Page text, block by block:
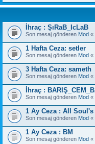
İhraç : ŞıRaB_IcLaB
Son mesaj gönderen Mod «
1 Hafta Ceza: setler
Son mesaj gönderen Mod «
3 Hafta Ceza: sameth
Son mesaj gönderen Mod «
İhraç :
Son mesaj gönderen Mod «
1 Ay Ceza : All
Son mesaj gönderen Mod «
1 Ay Ceza : BM
Son mesaj gönderen Mod «